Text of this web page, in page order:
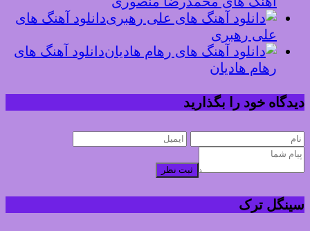
دانلود آهنگ های
علی رهبری
دانلود آهنگ های
رهام هادیان
دیدگاه خود را بگذارید
ثبت نظر
سینگل ترک